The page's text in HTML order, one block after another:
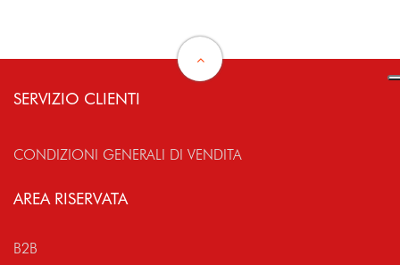
SERVIZIO CLIENTI
CONDIZIONI GENERALI DI VENDITA
AREA RISERVATA
B2B